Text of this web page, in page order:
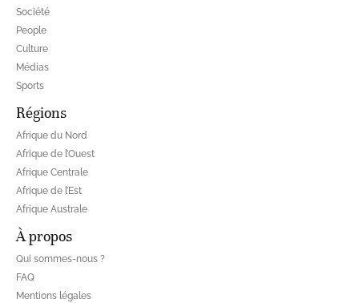
Société
People
Culture
Médias
Sports
Régions
Afrique du Nord
Afrique de l’Ouest
Afrique Centrale
Afrique de l’Est
Afrique Australe
À propos
Qui sommes-nous ?
FAQ
Mentions légales